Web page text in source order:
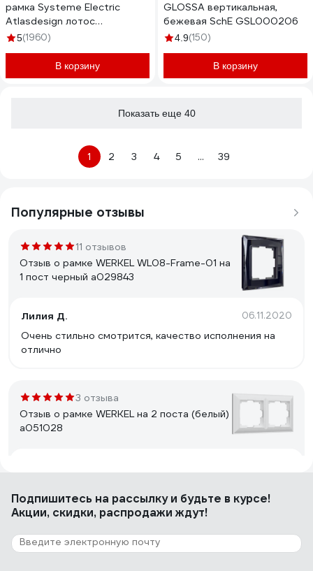
рамка Systeme Electric
Atlasdesign лотос
ATN001302
5(1960)
В корзину
GLOSSA вертикальная,
бежевая SchE GSL000206
4.9(150)
В корзину
Показать еще 40
1 2 3 4 5 ... 39
Популярные отзывы
11 отзывов
Отзыв о рамке WERKEL WL08-Frame-01 на
1 пост черный a029843
Лилия Д. 06.11.2020
Очень стильно смотрится, качество исполнения на
отлично
3 отзыва
Отзыв о рамке WERKEL на 2 поста (белый)
a051028
Эстетичный внешний вид. Не первый раз покупаю
именно рамки WERKEL к выключателям этой фирмы.
Подпишитесь на рассылкуи будьте в курсе!
Акции, скидки, распродажи ждут!